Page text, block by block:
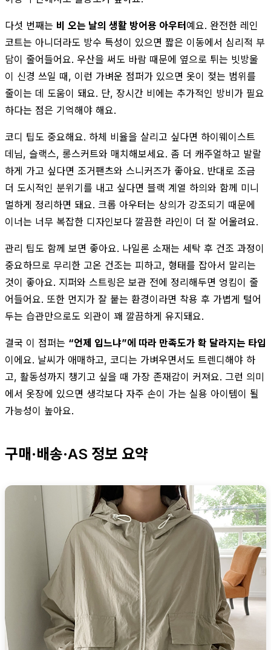
다섯 번째는 비 오는 날의 생활 방어용 아우터예요. 완전한 레인
코트는 아니더라도 방수 특성이 있으면 짧은 이동에서 심리적 부
담이 줄어들어요. 우산을 써도 바람 때문에 옆으로 튀는 빗방울
이 신경 쓰일 때, 이런 가벼운 점퍼가 있으면 옷이 젖는 범위를
줄이는 데 도움이 돼요. 단, 장시간 비에는 추가적인 방비가 필요
하다는 점은 기억해야 해요.
코디 팁도 중요해요. 하체 비율을 살리고 싶다면 하이웨이스트
데님, 슬랙스, 롱스커트와 매치해보세요. 좀 더 캐주얼하고 발랄
하게 가고 싶다면 조거팬츠와 스니커즈가 좋아요. 반대로 조금
더 도시적인 분위기를 내고 싶다면 블랙 계열 하의와 함께 미니
멀하게 정리하면 돼요. 크롭 아우터는 상의가 강조되기 때문에
이너는 너무 복잡한 디자인보다 깔끔한 라인이 더 잘 어울려요.
관리 팁도 함께 보면 좋아요. 나일론 소재는 세탁 후 건조 과정이
중요하므로 무리한 고온 건조는 피하고, 형태를 잡아서 말리는
것이 좋아요. 지퍼와 스트링은 보관 전에 정리해두면 엉킴이 줄
어들어요. 또한 먼지가 잘 붙는 환경이라면 착용 후 가볍게 털어
두는 습관만으로도 외관이 꽤 깔끔하게 유지돼요.
결국 이 점퍼는 “언제 입느냐”에 따라 만족도가 확 달라지는 타입
이에요. 날씨가 애매하고, 코디는 가벼우면서도 트렌디해야 하
고, 활동성까지 챙기고 싶을 때 가장 존재감이 커져요. 그런 의미
에서 옷장에 있으면 생각보다 자주 손이 가는 실용 아이템이 될
가능성이 높아요.
구매·배송·AS 정보 요약